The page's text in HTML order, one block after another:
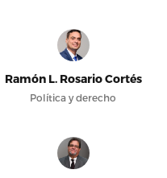
Ramón L. Rosario Cortés
Política y derecho